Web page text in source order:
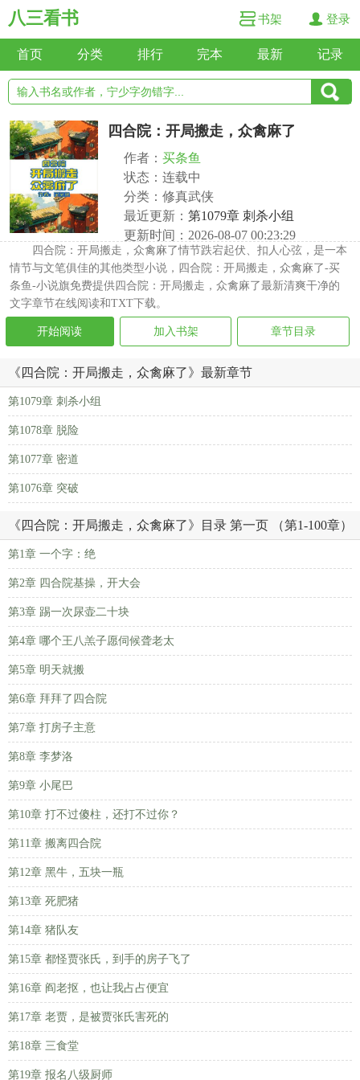
八三看书 书架 登录
首页 分类 排行 完本 最新 记录
四合院：开局搬走，众禽麻了
作者： 买条鱼
状态：连载中
分类：修真武侠
最近更新： 第1079章 刺杀小组
更新时间：2026-08-07 00:23:29
四合院：开局搬走，众禽麻了情节跌宕起伏、扣人心弦，是一本
情节与文笔俱佳的其他类型小说，四合院：开局搬走，众禽麻了-买
条鱼-小说旗免费提供四合院：开局搬走，众禽麻了最新清爽干净的
文字章节在线阅读和TXT下载。
开始阅读 加入书架 章节目录
《四合院：开局搬走，众禽麻了》最新章节
第1079章 刺杀小组
第1078章 脱险
第1077章 密道
第1076章 突破
《四合院：开局搬走，众禽麻了》目录 第一页 （第1-100章）
第1章 一个字：绝
第2章 四合院基操，开大会
第3章 踢一次尿壶二十块
第4章 哪个王八羔子愿伺候聋老太
第5章 明天就搬
第6章 拜拜了四合院
第7章 打房子主意
第8章 李梦洛
第9章 小尾巴
第10章 打不过傻柱，还打不过你？
第11章 搬离四合院
第12章 黑牛，五块一瓶
第13章 死肥猪
第14章 猪队友
第15章 都怪贾张氏，到手的房子飞了
第16章 阎老抠，也让我占占便宜
第17章 老贾，是被贾张氏害死的
第18章 三食堂
第19章 报名八级厨师